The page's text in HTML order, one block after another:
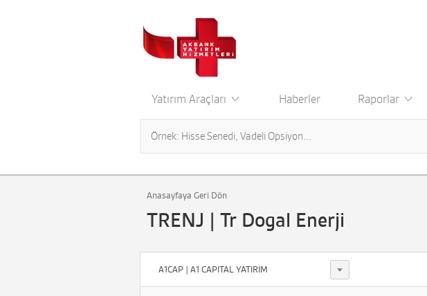
Yatırım Araçları Haberler Raporlar
Anasayfaya Geri Dön
TRENJ | Tr Dogal Enerji
A1CAP | A1 CAPITAL YATIRIM